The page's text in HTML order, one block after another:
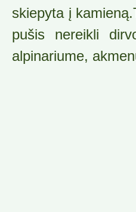
skiepyta į
pušis nereikli
alpinariume,